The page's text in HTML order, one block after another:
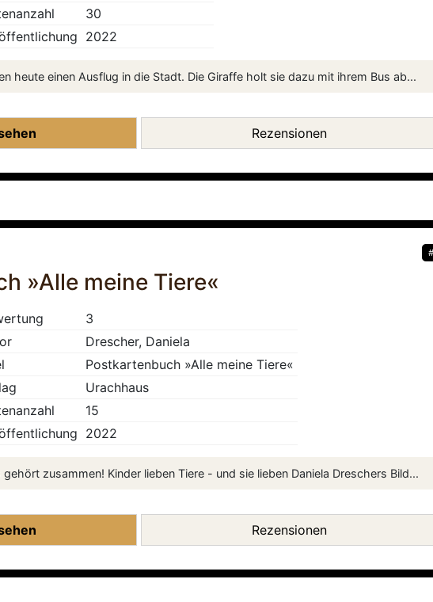
30
2022
heute einen Ausflug in die Stadt. Die Giraffe holt sie dazu mit ihrem Bus ab...
Rezensionen
»Alle meine Tiere«
3
Drescher, Daniela
Postkartenbuch »Alle meine Tiere«
Urachhaus
15
2022
zusammen! Kinder lieben Tiere - und sie lieben Daniela Dreschers Bild...
Rezensionen